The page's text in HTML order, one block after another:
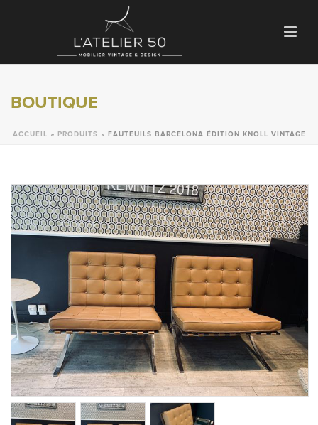
BOUTIQUE
ACCUEIL » PRODUITS » FAUTEUILS BARCELONA ÉDITION KNOLL VINTAGE